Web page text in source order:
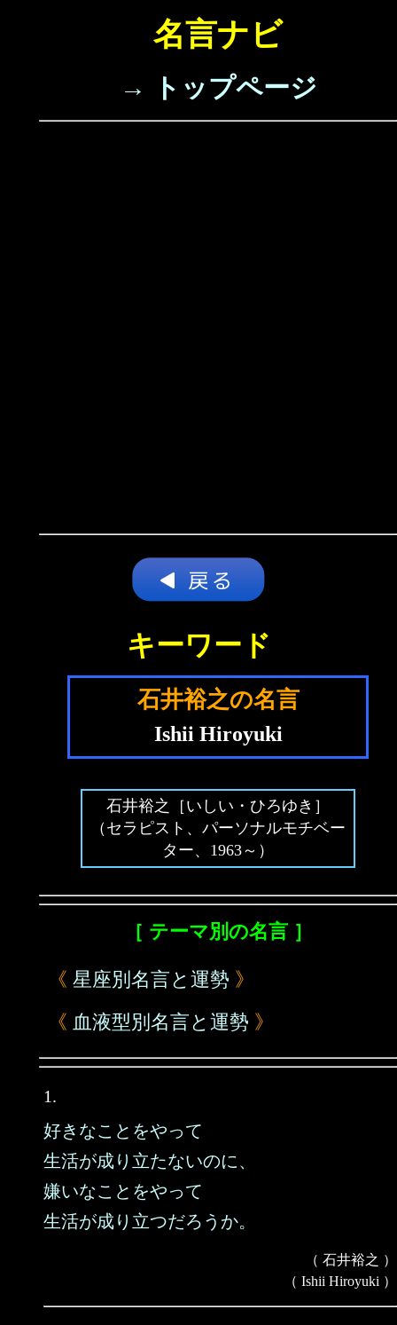
名言ナビ
→ トップページ
キーワード
石井裕之の名言
Ishii Hiroyuki
石井裕之［いしい・ひろゆき］
（セラピスト、パーソナルモチベー
ター、1963～）
［ テーマ別の名言 ］
《 星座別名言と運勢 》
《 血液型別名言と運勢 》
1.
好きなことをやって
生活が成り立たないのに、
嫌いなことをやって
生活が成り立つだろうか。
（ 石井裕之 ）
（ Ishii Hiroyuki ）